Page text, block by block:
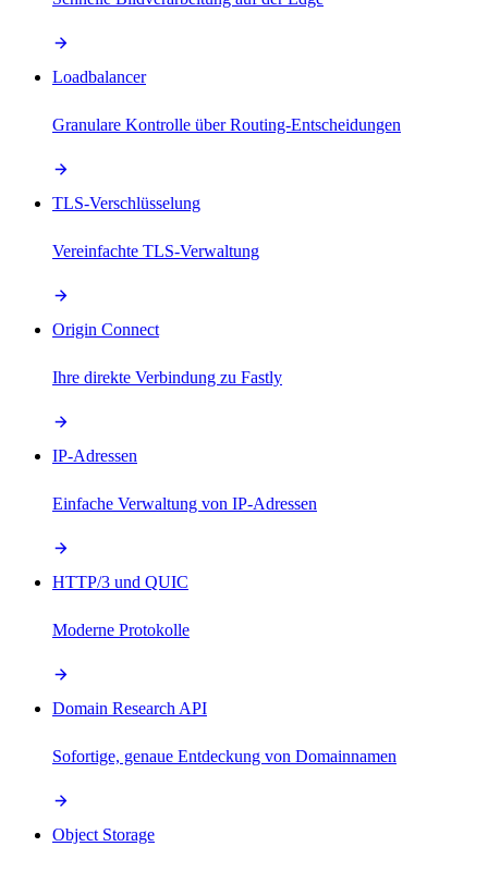
Loadbalancer
Granulare Kontrolle über Routing-Entscheidungen
TLS-Verschlüsselung
Vereinfachte TLS-Verwaltung
Origin Connect
Ihre direkte Verbindung zu Fastly
IP-Adressen
Einfache Verwaltung von IP-Adressen
HTTP/3 und QUIC
Moderne Protokolle
Domain Research API
Sofortige, genaue Entdeckung von Domainnamen
Object Storage